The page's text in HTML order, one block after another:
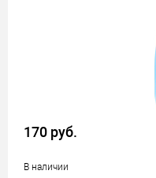
170 руб.
В наличии